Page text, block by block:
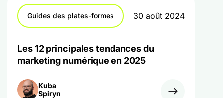
Guides des plates-formes 30 août 2024
Les 12 principales tendances du
marketing numérique en 2025
Kuba
Spiryn